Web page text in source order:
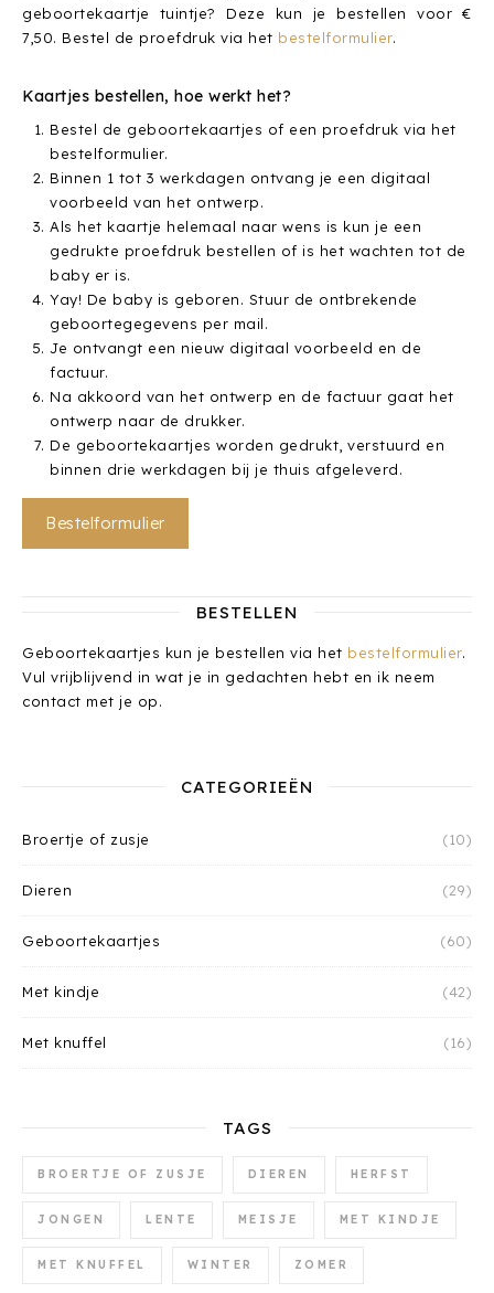
geboortekaartje tuintje? Deze kun je bestellen voor €
7,50. Bestel de proefdruk via het bestelformulier.
Kaartjes bestellen, hoe werkt het?
Bestel de geboortekaartjes of een proefdruk via het
bestelformulier.
Binnen 1 tot 3 werkdagen ontvang je een digitaal
voorbeeld van het ontwerp.
Als het kaartje helemaal naar wens is kun je een
gedrukte proefdruk bestellen of is het wachten tot de
baby er is.
Yay! De baby is geboren. Stuur de ontbrekende
geboortegegevens per mail.
Je ontvangt een nieuw digitaal voorbeeld en de
factuur.
Na akkoord van het ontwerp en de factuur gaat het
ontwerp naar de drukker.
De geboortekaartjes worden gedrukt, verstuurd en
binnen drie werkdagen bij je thuis afgeleverd.
Bestelformulier
BESTELLEN
Geboortekaartjes kun je bestellen via het bestelformulier.
Vul vrijblijvend in wat je in gedachten hebt en ik neem
contact met je op.
CATEGORIEËN
Broertje of zusje (10)
Dieren (29)
Geboortekaartjes (60)
Met kindje (42)
Met knuffel (16)
TAGS
BROERTJE OF ZUSJE DIEREN HERFST
JONGEN LENTE MEISJE MET KINDJE
MET KNUFFEL WINTER ZOMER